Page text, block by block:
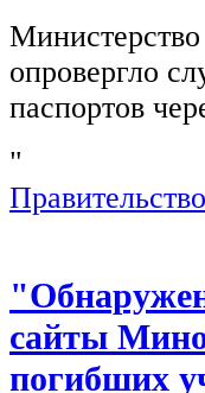
опровергло
паспортов
"
Правительство
сайты
погибших